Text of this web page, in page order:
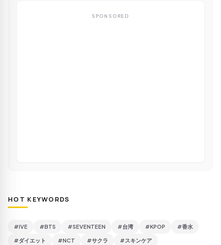
SPONSORED
HOT KEYWORDS
#IVE #BTS #SEVENTEEN #台湾 #KPOP #香水
#ダイエット #NCT #サクラ #スキンケア